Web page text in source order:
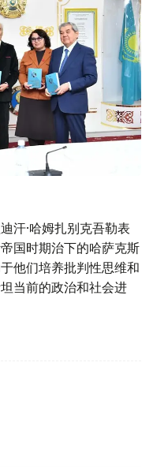
汗·哈姆扎别克吾勒表
国时期治下的哈萨克斯
他们培养批判性思维和
当前的政治和社会进